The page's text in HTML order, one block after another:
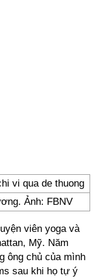
Ảnh: FBNV
viên yoga và
Mỹ. Năm
ông chủ của mình
sau khi họ tự ý